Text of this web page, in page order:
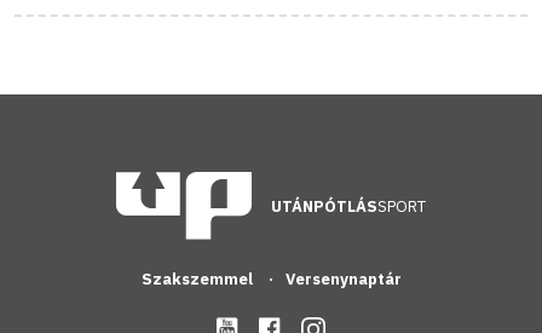
UTÁNPÓTLÁSSPORT
Szakszemmel Versenynaptár